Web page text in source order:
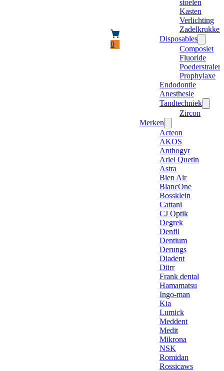
0
stoelen
Kasten
Verlichting
Zadelkrukken
Disposables
Composiet
Fluoride
Poederstraler
Prophylaxe
Endodontie
Anesthesie
Tandtechniek
Zircon
Merken
Acteon
AKOS
Anthogyr
Ariel Quetin
Astra
Bien Air
BlancOne
Bossklein
Cattani
CJ Optik
Degrek
Denfil
Dentium
Derungs
Diadent
Dürr
Frank dental
Hamamatsu
Ingo-man
Kia
Lumick
Meddent
Medit
Mikrona
NSK
Romidan
Rossicaws